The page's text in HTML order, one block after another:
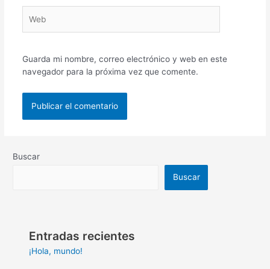
Guarda mi nombre, correo electrónico y web en este
navegador para la próxima vez que comente.
Buscar
Buscar
Entradas recientes
¡Hola, mundo!